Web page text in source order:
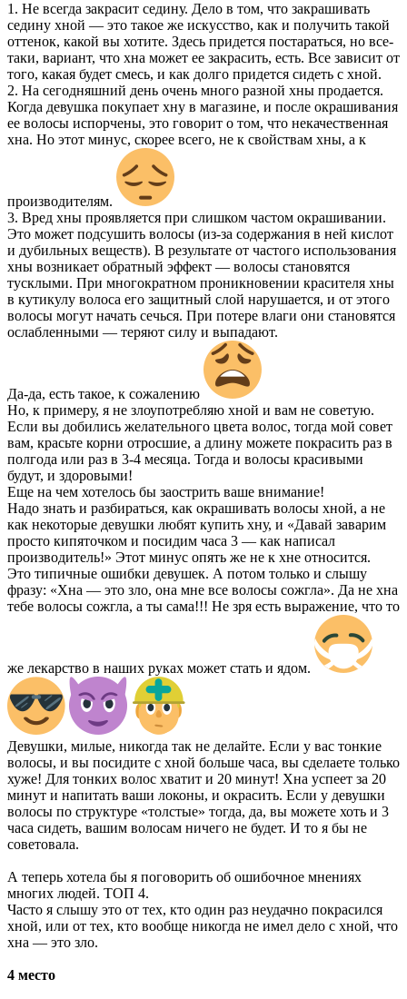
1. Не всегда закрасит седину. Дело в том, что закрашивать
седину хной — это такое же искусство, как и получить такой
оттенок, какой вы хотите. Здесь придется постараться, но все-
таки, вариант, что хна может ее закрасить, есть. Все зависит от
того, какая будет смесь, и как долго придется сидеть с хной.
2. На сегодняшний день очень много разной хны продается.
Когда девушка покупает хну в магазине, и после окрашивания
ее волосы испорчены, это говорит о том, что некачественная
хна. Но этот минус, скорее всего, не к свойствам хны, а к
производителям.
3. Вред хны проявляется при слишком частом окрашивании.
Это может подсушить волосы (из-за содержания в ней кислот
и дубильных веществ). В результате от частого использования
хны возникает обратный эффект — волосы становятся
тусклыми. При многократном проникновении красителя хны
в кутикулу волоса его защитный слой нарушается, и от этого
волосы могут начать сечься. При потере влаги они становятся
ослабленными — теряют силу и выпадают.
Да-да, есть такое, к сожалению
Но, к примеру, я не злоупотребляю хной и вам не советую.
Если вы добились желательного цвета волос, тогда мой совет
вам, красьте корни отросшие, а длину можете покрасить раз в
полгода или раз в 3-4 месяца. Тогда и волосы красивыми
будут, и здоровыми!
Еще на чем хотелось бы заострить ваше внимание!
Надо знать и разбираться, как окрашивать волосы хной, а не
как некоторые девушки любят купить хну, и «Давай заварим
просто кипяточком и посидим часа 3 — как написал
производитель!» Этот минус опять же не к хне относится.
Это типичные ошибки девушек. А потом только и слышу
фразу: «Хна — это зло, она мне все волосы сожгла». Да не хна
тебе волосы сожгла, а ты сама!!! Не зря есть выражение, что то
же лекарство в наших руках может стать и ядом.
Девушки, милые, никогда так не делайте. Если у вас тонкие
волосы, и вы посидите с хной больше часа, вы сделаете только
хуже! Для тонких волос хватит и 20 минут! Хна успеет за 20
минут и напитать ваши локоны, и окрасить. Если у девушки
волосы по структуре «толстые» тогда, да, вы можете хоть и 3
часа сидеть, вашим волосам ничего не будет. И то я бы не
советовала.
А теперь хотела бы я поговорить об ошибочное мнениях
многих людей. ТОП 4.
Часто я слышу это от тех, кто один раз неудачно покрасился
хной, или от тех, кто вообще никогда не имел дело с хной, что
хна — это зло.
4 место